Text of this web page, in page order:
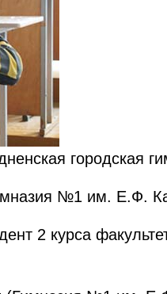
городская
№1 им. Е.Ф.
2 курса